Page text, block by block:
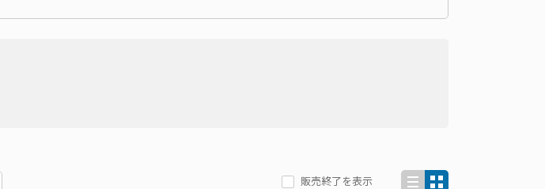
販売終了を表示